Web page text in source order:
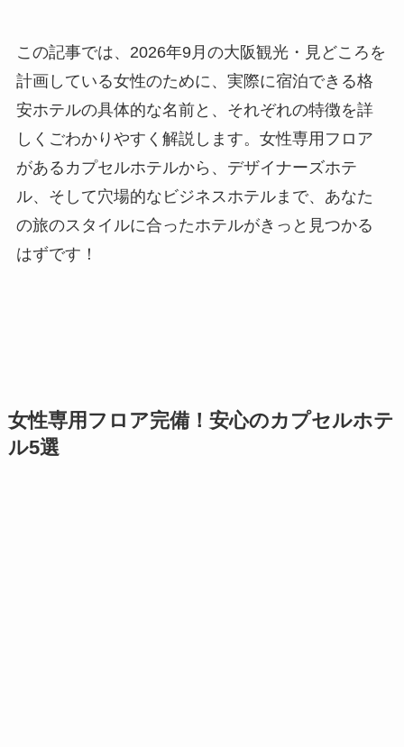
この記事では、2026年9月の大阪観光・見どころを
計画している女性のために、実際に宿泊できる格
安ホテルの具体的な名前と、それぞれの特徴を詳
しくごわかりやすく解説します。女性専用フロア
があるカプセルホテルから、デザイナーズホテ
ル、そして穴場的なビジネスホテルまで、あなた
の旅のスタイルに合ったホテルがきっと見つかる
はずです！
女性専用フロア完備！安心のカプセルホテ
ル5選